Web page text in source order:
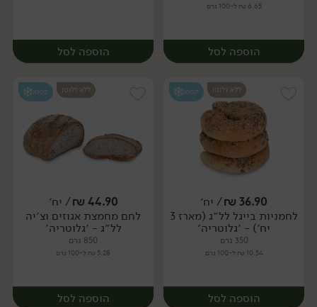
6.65 ₪ ל-100 גרם
הוספה לסל
יח׳
הוספה לסל
יח׳
ללא גלוטן קפוא
36.90
₪/ יח׳
לחמניות בייגל לל״ג (מארז 3
יח׳) - ׳גלוטריה׳
350 גרם
10.54 ₪ ל-100 גרם
הוספה לסל
ללא גלוטן קפוא
44.90
₪/ יח׳
לחם מחמצת אגוזים וצ׳יה
לל״ג - ׳גלוטריה׳
850 גרם
5.28 ₪ ל-100 גרם
הוספה לסל